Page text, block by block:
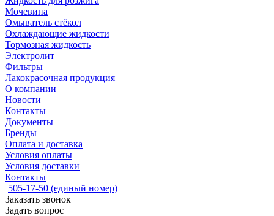
Мочевина
Омыватель стёкол
Охлаждающие жидкости
Тормозная жидкость
Электролит
Фильтры
Лакокрасочная продукция
О компании
Новости
Контакты
Документы
Бренды
Оплата и доставка
Условия оплаты
Условия доставки
Контакты
505-17-50 (единый номер)
Заказать звонок
Задать вопрос